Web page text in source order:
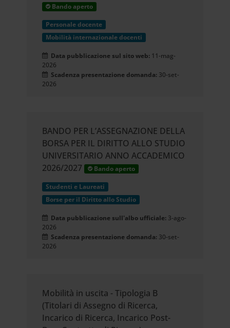
Bando aperto
Personale docente
Mobilità internazionale docenti
Data pubblicazione sul sito web: 11-mag-
2026
Scadenza presentazione domanda: 30-set-
2026
BANDO PER L’ASSEGNAZIONE DELLA
BORSA PER IL DIRITTO ALLO STUDIO
UNIVERSITARIO ANNO ACCADEMICO
2026/2027
Bando aperto
Studenti e Laureati
Borse per il Diritto allo Studio
Data pubblicazione sull'albo ufficiale: 3-ago-
2026
Scadenza presentazione domanda: 30-set-
2026
Mobilità in uscita - Tipologia B
(Titolari di Assegno di Ricerca,
Incarico di Ricerca, Incarico Post-